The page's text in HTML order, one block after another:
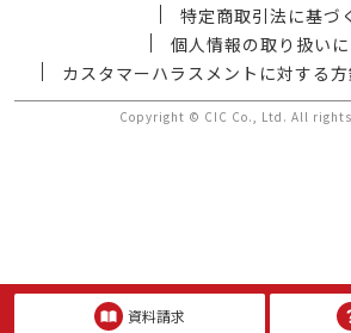
資料請求
特定商取引法に基づ
個人情報の取り扱い
カスタマーハラスメントに対する方
Copyright © CIC Co., Ltd. All